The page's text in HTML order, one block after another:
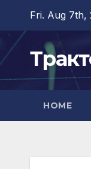
content
Fri. Aug 7th,
HOME